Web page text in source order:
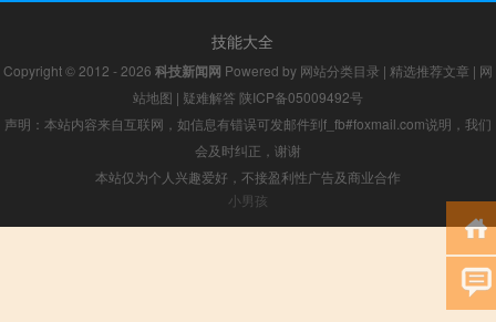
技能大全
Copyright © 2012 - 2026 科技新闻网 Powered by 网站分类目录 | 精选推荐文章 | 网
站地图 | 疑难解答 陕ICP备05009492号
声明：本站内容来自互联网，如信息有错误可发邮件到f_fb#foxmail.com说明，我们
会及时纠正，谢谢
本站仅为个人兴趣爱好，不接盈利性广告及商业合作
小男孩